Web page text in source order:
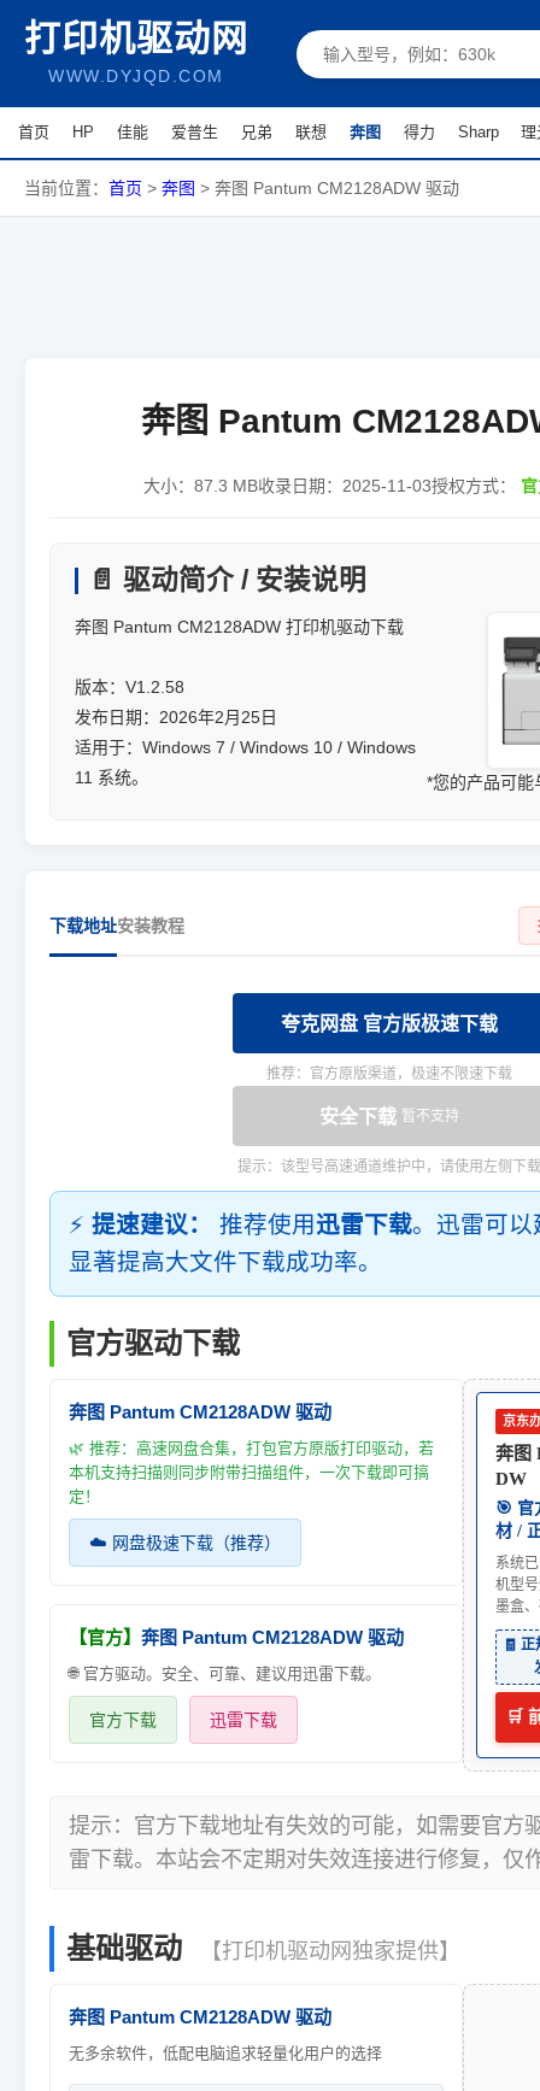
打印机驱动网
WWW.DYJQD.COM
首页 HP 佳能 爱普生 兄弟 联想 奔图 得力 Sharp 理
当前位置： 首页 > 奔图 > 奔图 Pantum CM2128ADW 驱动
奔图 Pantum
大小： 87.3 MB收录日期： 2025-11-03授权方式：
📄 驱动简介 / 安装说明
奔图 Pantum CM2128ADW 打印机驱动下载
版本：V1.2.58
发布日期：2026年2月25日
适用于：Windows 7 / Windows 10 / Windows
11 系统。
*您的产品可能
下载地址安装教程
夸克网盘 官方版极速下载
推荐：官方原版渠道，极速不限速下载
安全下载 暂不支持
提示：该型号高速通道维护中，请使用左侧下载
⚡ 提速建议： 推荐使用迅雷下载。迅雷可
显著提高大文件下载成功率。
官方驱动下载
奔图 Pantum CM2128ADW 驱动
🌿 推荐：高速网盘合集，打包官方原版打印驱动，若
本机支持扫描则同步附带扫描组件，一次下载即可搞
定！
☁️ 网盘极速下载（推荐）
【官方】 奔图 Pantum CM2128ADW 驱动
🌐 官方驱动。安全、可靠、建议用迅雷下载。
官方下载 迅雷下载
京东
奔图
DW
🎯 官
材 /
系统
机型
墨盒
🧾
🛒
提示：官方下载地址有失效的可能，如需要官方
雷下载。本站会不定期对失效连接进行修复，仅
基础驱动 【打印机驱动网独家提供】
奔图 Pantum CM2128ADW 驱动
无多余软件，低配电脑追求轻量化用户的选择